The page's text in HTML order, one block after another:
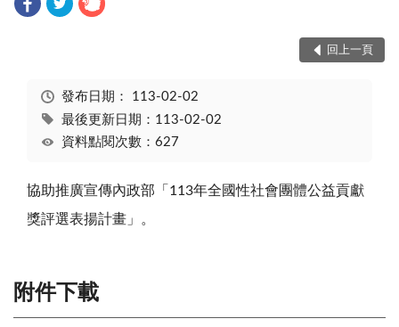
回上一頁
發布日期： 113-02-02
最後更新日期：113-02-02
資料點閱次數：627
協助推廣宣傳內政部「113年全國性社會團體公益貢獻
獎評選表揚計畫」。
附件下載